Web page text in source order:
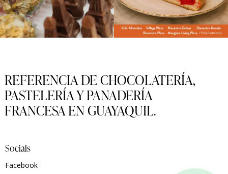
REFERENCIA DE CHOCOLATERÍA,
PASTELERÍA Y PANADERÍA
FRANCESA EN GUAYAQUIL.
Socials
Facebook